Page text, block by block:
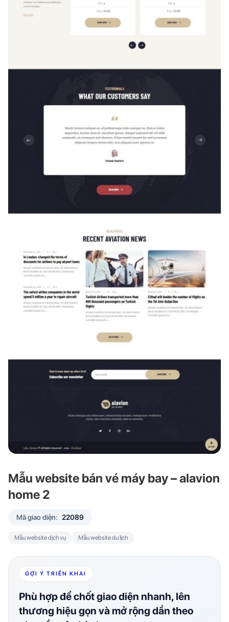
Mẫu website bán vé máy bay – alavion
home 2
Mã giao diện: 22089
Mẫu website dịch vụ Mẫu website du lịch
GỢI Ý TRIỂN KHAI
Phù hợp để chốt giao diện nhanh, lên
thương hiệu gọn và mở rộng dần theo